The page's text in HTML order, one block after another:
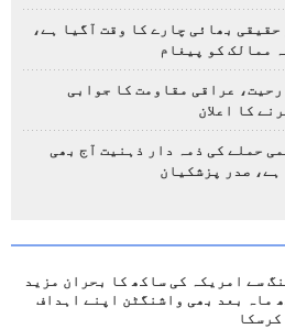
بھائی چارے کا وقت آگیا ہے،
ممالک کو پیغام
عراقی مقاومت کا جوابی
کا اعلان
حملے کی ذمہ دار ذہنیت آج بھی
ہے، صدر پزشکیان
سے امریکہ کی ساکھ کا بحران مزید
ماہ بعد بھی واشنگٹن اپنے اہداف